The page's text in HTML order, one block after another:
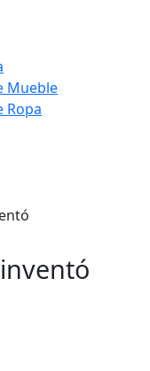
Mueble
Ropa